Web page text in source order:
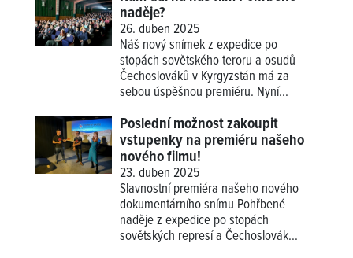
naděje?
26. duben 2025
Náš nový snímek z expedice po
stopách sovětského teroru a osudů
Čechoslováků v Kyrgyzstán má za
sebou úspěšnou premiéru. Nyní...
Poslední možnost zakoupit
vstupenky na premiéru našeho
nového filmu!
23. duben 2025
Slavnostní premiéra našeho nového
dokumentárního snímu Pohřbené
naděje z expedice po stopách
sovětských represí a Čechoslovák...